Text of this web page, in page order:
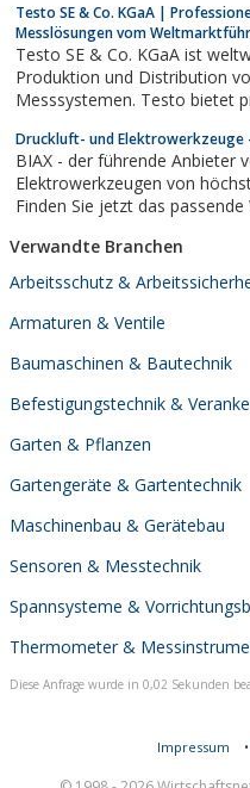
Testo SE & Co. KGaA |
Messlösungen vom
Testo SE & Co. KGaA ist
Produktion und Distribution
Messsystemen. Testo bietet
Druckluft- und Elektrowerkzeuge
BIAX - der führende Anbieter
Elektrowerkzeugen von
Finden Sie jetzt das
Verwandte Branchen
Arbeitsschutz &
Armaturen & Ventile
Baumaschinen & Bautechnik
Befestigungstechnik &
Garten & Pflanzen
Gartengeräte & Gartentechnik
Maschinenbau & Gerätebau
Sensoren & Messtechnik
Spannsysteme &
Thermometer &
Diese Anfrage wurde in 0,02 Sekunden
Impressum •